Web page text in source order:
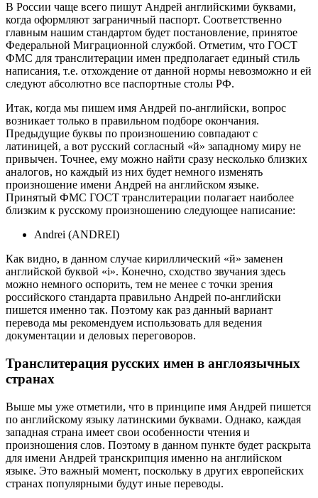
В России чаще всего пишут Андрей английскими буквами,
когда оформляют заграничный паспорт. Соответственно
главным нашим стандартом будет постановление, принятое
Федеральной Миграционной службой. Отметим, что ГОСТ
ФМС для транслитерации имен предполагает единый стиль
написания, т.е. отхождение от данной нормы невозможно и ей
следуют абсолютно все паспортные столы РФ.
Итак, когда мы пишем имя Андрей по-английски, вопрос
возникает только в правильном подборе окончания.
Предыдущие буквы по произношению совпадают с
латиницей, а вот русский согласный «й» западному миру не
привычен. Точнее, ему можно найти сразу несколько близких
аналогов, но каждый из них будет немного изменять
произношение имени Андрей на английском языке.
Принятый ФМС ГОСТ транслитерации полагает наиболее
близким к русскому произношению следующее написание:
Andrei (ANDREI)
Как видно, в данном случае кириллический «й» заменен
английской буквой «i». Конечно, сходство звучания здесь
можно немного оспорить, тем не менее с точки зрения
российского стандарта правильно Андрей по-английски
пишется именно так. Поэтому как раз данный вариант
перевода мы рекомендуем использовать для ведения
документации и деловых переговоров.
Транслитерация русских имен в англоязычных
странах
Выше мы уже отметили, что в принципе имя Андрей пишется
по английскому языку латинскими буквами. Однако, каждая
западная страна имеет свои особенности чтения и
произношения слов. Поэтому в данном пункте будет раскрыта
для имени Андрей транскрипция именно на английском
языке. Это важный момент, поскольку в других европейских
странах популярными будут иные переводы.